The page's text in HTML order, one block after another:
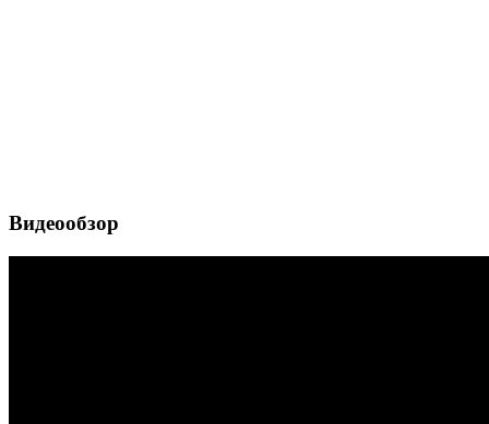
Видеообзор